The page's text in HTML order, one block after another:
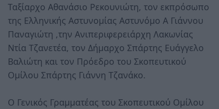
Ταξίαρχο Αθανάσιο Ρεκουνιώτη, τον εκπρόσωπο
της Ελληνικής Αστυνομίας Αστυνόμο Α Γιάννου
Παναγιώτη ,την Ανιπεριφερειάρχη Λακωνίας
Ντία Τζανετέα, τον Δήμαρχο Σπάρτης Ευάγγελο
Βαλιώτη και τον Πρόεδρο του Σκοπευτικού
Ομίλου Σπάρτης Γιάννη Τζανάκο.
Ο Γενικός Γραμματέας του Σκοπευτικού Ομίλου